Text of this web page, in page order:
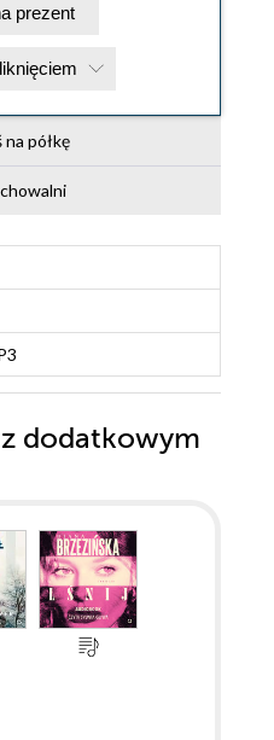
Kup na prezent
na półkę
dodatkowym